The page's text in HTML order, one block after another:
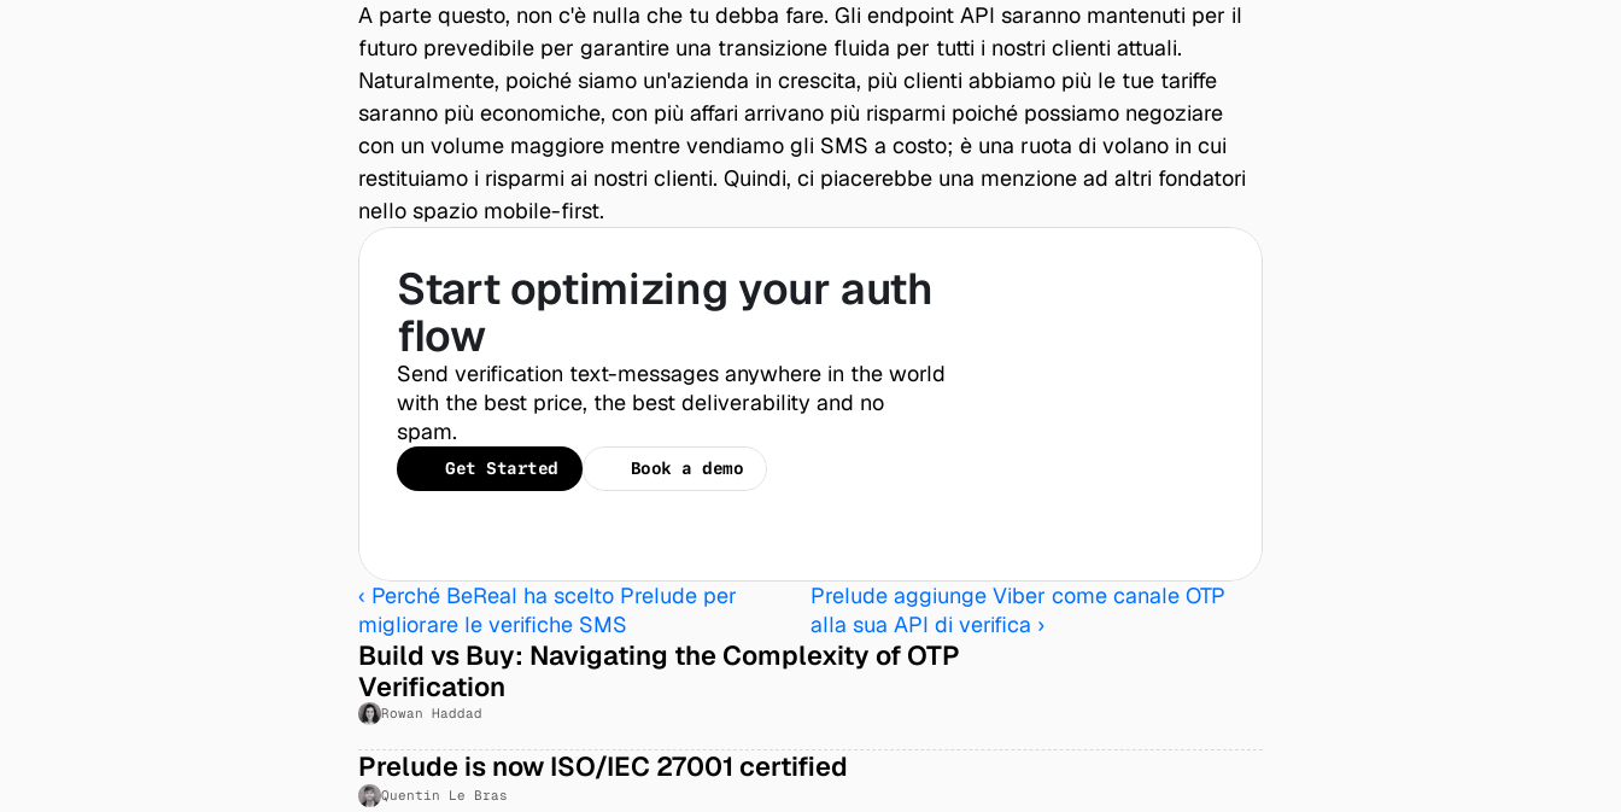
A parte questo, non c'è nulla che tu debba fare. Gli endpoint API saranno mantenuti per il
futuro prevedibile per garantire una transizione fluida per tutti i nostri clienti attuali.
Naturalmente, poiché siamo un'azienda in crescita, più clienti abbiamo più le tue tariffe
saranno più economiche, con più affari arrivano più risparmi poiché possiamo negoziare
con un volume maggiore mentre vendiamo gli SMS a costo; è una ruota di volano in cui
restituiamo i risparmi ai nostri clienti. Quindi, ci piacerebbe una menzione ad altri fondatori
nello spazio mobile-first.
Start optimizing your auth
flow
Send verification text-messages anywhere in the world
with the best price, the best deliverability and no
spam.
Get Started Book a demo
‹ Perché BeReal ha scelto Prelude per
migliorare le verifiche SMS
Prelude aggiunge Viber come canale OTP
alla sua API di verifica ›
Build vs Buy: Navigating the Complexity of OTP
Verification
Rowan Haddad
Prelude is now ISO/IEC 27001 certified
Quentin Le Bras